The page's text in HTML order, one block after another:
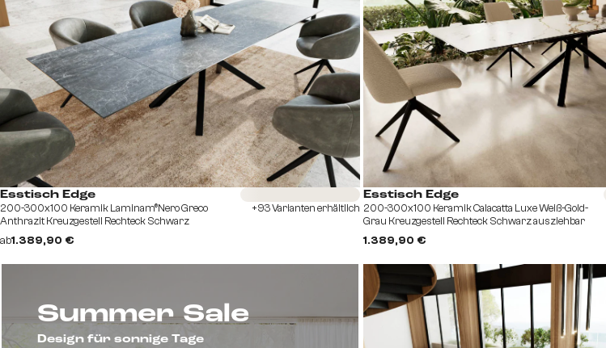
Summer Sale
Design für sonnige Tage
Esstisch Edge
200-300x100 Keramik Laminam®Nero Greco
Anthrazit Kreuzgestell Rechteck Schwarz
ausziehbar
ab1.389,90 €
Sofort versandfertig
+93 Varianten erhältlich
Esstisch Edge
200-300x100 Keramik Calacatta Luxe Weiß-Gold-
Grau Kreuzgestell Rechteck Schwarz ausziehbar
1.389,90 €